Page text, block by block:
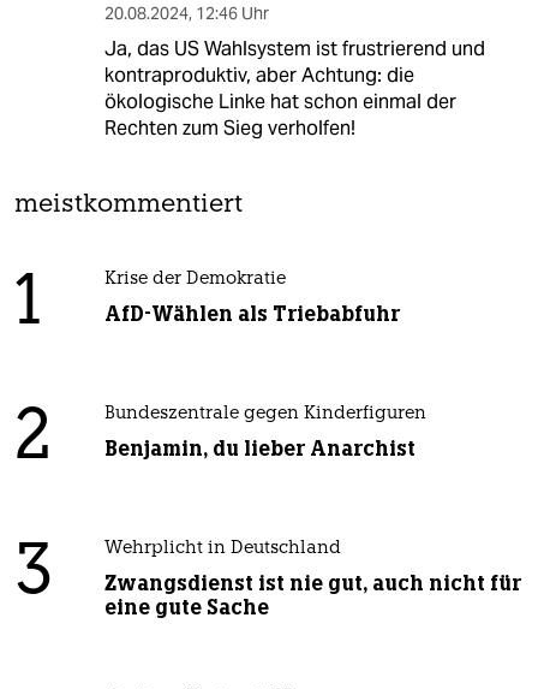
20.08.2024, 12:46 Uhr
Ja, das US Wahlsystem ist frustrierend und
kontraproduktiv, aber Achtung: die
ökologische Linke hat schon einmal der
Rechten zum Sieg verholfen!
meistkommentiert
1 Krise der Demokratie
AfD-Wählen als Triebabfuhr
2 Bundeszentrale gegen Kinderfiguren
Benjamin, du lieber Anarchist
3 Wehrplicht in Deutschland
Zwangsdienst ist nie gut, auch nicht für
eine gute Sache